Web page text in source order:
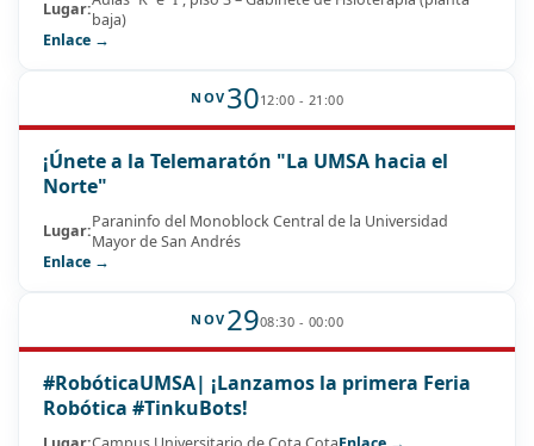
Lugar:baja)
Enlace →
NOV 3012:00 - 21:00
¡Únete a la Telemaratón "La UMSA hacia el
Norte"
Lugar:Paraninfo del Monoblock Central de la Universidad
Mayor de San Andrés
Enlace →
NOV 2908:30 - 00:00
#RobóticaUMSA| ¡Lanzamos la primera Feria
Robótica #TinkuBots!